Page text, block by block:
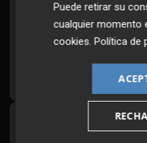
Todos los días a
Puede retirar su
cualquier momento
cookies.Política de